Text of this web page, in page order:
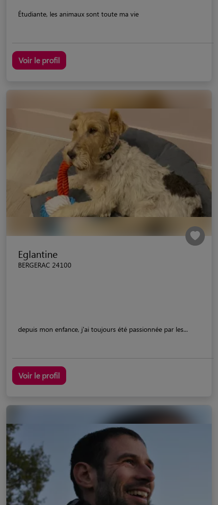
Étudiante, les animaux sont toute ma vie
Voir le profil
Eglantine
BERGERAC 24100
depuis mon enfance, j'ai toujours été passionnée par les...
Voir le profil